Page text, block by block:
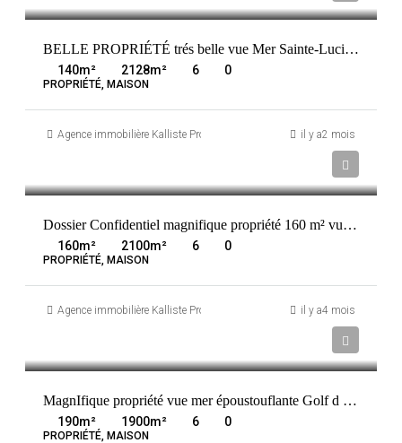
FRANCE SAINTE-LUCIE-DE-PORTO-VECCHIO
BELLE PROPRIÉTÉ trés belle vue Mer Sainte-Lucie-de-Porto-Vecchio
140m² 2128m² 6 0
PROPRIÉTÉ, MAISON
Agence immobilière Kalliste Properties il y a2 mois
BONIFACIO FRANCE
Dossier Confidentiel magnifique propriété 160 m² vue mer proche golf de spérone bonifacio 20169
160m² 2100m² 6 0
PROPRIÉTÉ, MAISON
Agence immobilière Kalliste Properties il y a4 mois
AJACCIO FRANCE
MagnIfique propriété vue mer époustouflante Golf d ‘ Ajaccio
190m² 1900m² 6 0
PROPRIÉTÉ, MAISON